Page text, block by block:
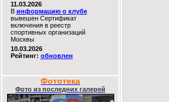
11.03.2026
В информацию о клубе
вывешен Сертификат
включения в реестр
спортивных организаций
Москвы
10.03.2026
Рейтинг: обновлен
Фототека
Фото из последних галерей